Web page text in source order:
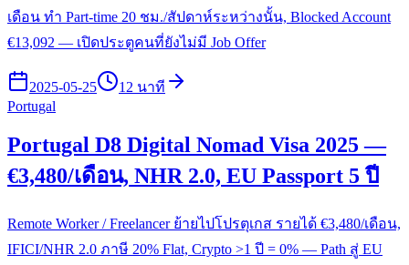
เดือน ทำ Part-time 20 ชม./สัปดาห์ระหว่างนั้น, Blocked Account
€13,092 — เปิดประตูคนที่ยังไม่มี Job Offer
2025-05-25
12 นาที
Portugal
Portugal D8 Digital Nomad Visa 2025 —
€3,480/เดือน, NHR 2.0, EU Passport 5 ปี
Remote Worker / Freelancer ย้ายไปโปรตุเกส รายได้ €3,480/เดือน,
IFICI/NHR 2.0 ภาษี 20% Flat, Crypto >1 ปี = 0% — Path สู่ EU